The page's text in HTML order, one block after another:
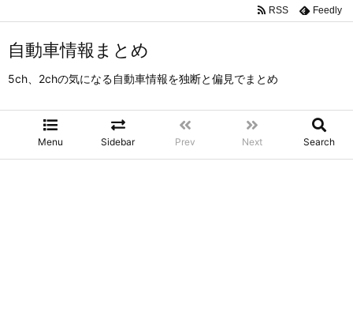
自動車情報まとめ
5ch、2chの気になる自動車情報を独断と偏見でまとめ
Menu Sidebar Prev Next Search
RSS Feedly